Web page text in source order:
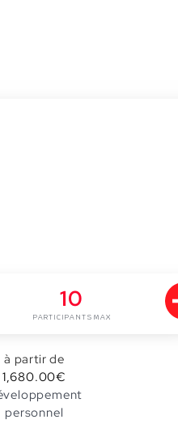
10
PARTICIPANTS MAX
à partir de
1,680.00€
personnel